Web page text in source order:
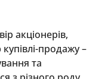
акціонерів,
продажу –
та